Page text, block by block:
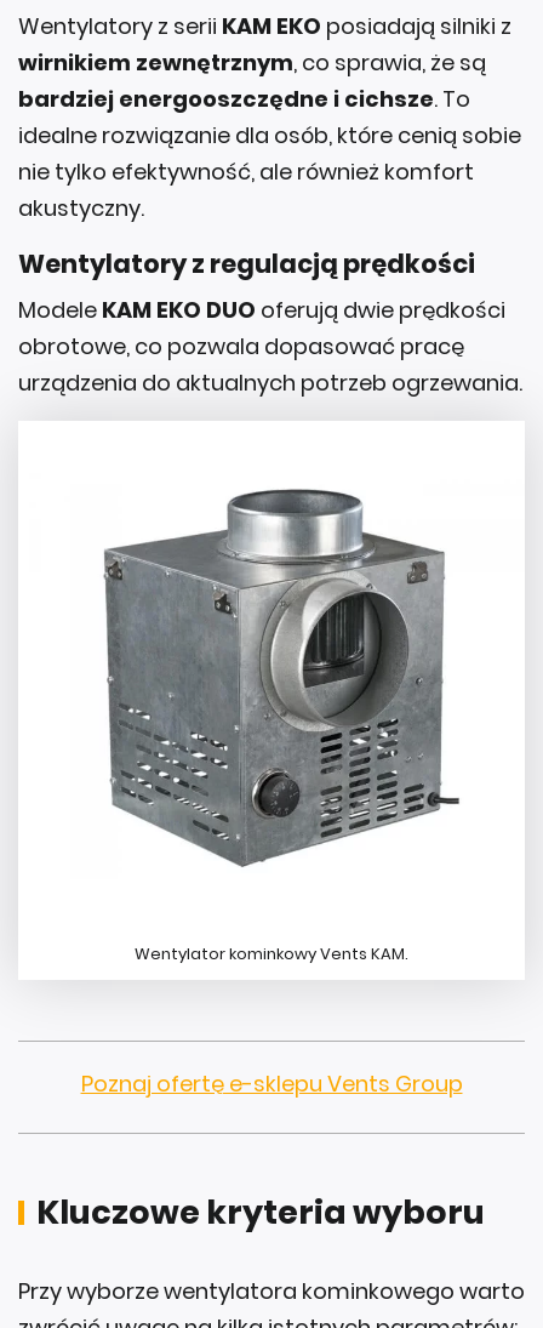
Wentylatory z serii KAM EKO posiadają silniki z
wirnikiem zewnętrznym, co sprawia, że są
bardziej energooszczędne i cichsze. To
idealne rozwiązanie dla osób, które cenią sobie
nie tylko efektywność, ale również komfort
akustyczny.
Wentylatory z regulacją prędkości
Modele KAM EKO DUO oferują dwie prędkości
obrotowe, co pozwala dopasować pracę
urządzenia do aktualnych potrzeb ogrzewania.
Wentylator kominkowy Vents KAM.
Poznaj ofertę e-sklepu Vents Group
Kluczowe kryteria wyboru
Przy wyborze wentylatora kominkowego warto